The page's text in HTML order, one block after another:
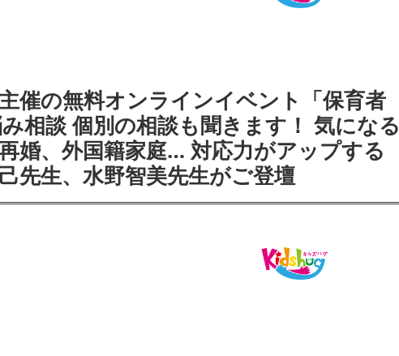
催の無料オンラインイベント「保育者
相談 個別の相談も聞きます！ 気になる
婚、外国籍家庭… 対応力がアップする
先生、水野智美先生がご登壇